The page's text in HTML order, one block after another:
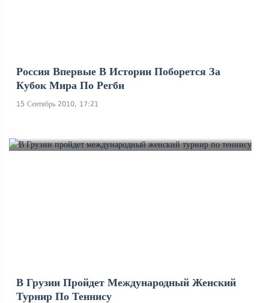
Россия Впервые В Истории Поборется За
Кубок Мира По Регби
15 Сентябрь 2010, 17:21
В Грузии Пройдет Международный Женский
Турнир По Теннису